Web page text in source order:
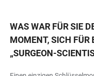
WAS WAR FÜR SIE
MOMENT, SICH
„SURGEON-